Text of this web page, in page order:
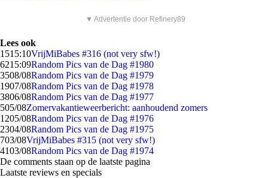
▼ Advertentie door Refinery89
Lees ook
1515:10VrijMiBabes #316 (not very sfw!)
6215:09Random Pics van de Dag #1980
3508/08Random Pics van de Dag #1979
1907/08Random Pics van de Dag #1978
3806/08Random Pics van de Dag #1977
505/08Zomervakantieweerbericht: aanhoudend zomers
1205/08Random Pics van de Dag #1976
2304/08Random Pics van de Dag #1975
703/08VrijMiBabes #315 (not very sfw!)
4103/08Random Pics van de Dag #1974
De comments staan op de laatste pagina
Laatste reviews en specials